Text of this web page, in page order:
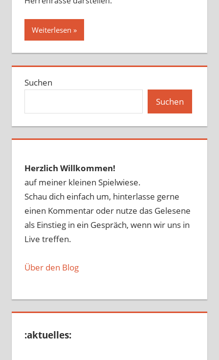
Weiterlesen
Suchen
Suchen
Herzlich Willkommen!
auf meiner kleinen Spielwiese.
Schau dich einfach um, hinterlasse gerne
einen Kommentar oder nutze das Gelesene
als Einstieg in ein Gespräch, wenn wir uns in
Live treffen.
Über den Blog
:aktuelles: